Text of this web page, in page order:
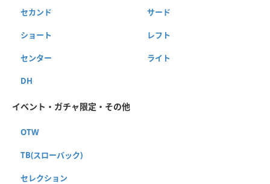
セカンド サード
ショート レフト
センター ライト
DH
イベント・ガチャ限定・その他
OTW
TB(スローバック)
セレクション